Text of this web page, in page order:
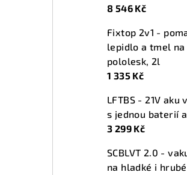
8 546 Kč
Fixtop 2v1 -
lepidlo a tmel
pololesk, 2l
1 335 Kč
LFTBS - 21V
s jednou baterií
3 299 Kč
SCBLVT 2.0 -
na hladké i